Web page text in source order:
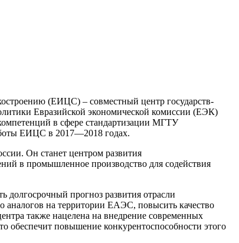
(ЕИЦС) – совместный центр государств-
Евразийской экономической комиссии (ЕЭК)
в сфере стандартизации МГТУ
ЕИЦС в 2017—2018 годах.
Он станет центром развития
в промышленное производство для содействия
прогноз развития отрасли
аналогов на территории ЕАЭС, повысить качество
также нацелена на внедрение современных
обеспечит повышение конкурентоспособности этого